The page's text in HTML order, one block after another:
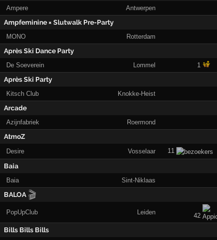
Ampere Antwerpen
Ampfeminine × Slutwalk Pre-Party
MONO Rotterdam
Après Ski Dance Party
De Soeverein Lommel 1
Après Ski Party
Kitsch Club Knokke-Heist
Arcade
Azijnfabriek Roermond
AtmoZ
Desire Vosselaar 11
Baia
Baia Sint-Niklaas
BALOA 🎬
PopUpClub Leiden 42
Bills Bills Bills